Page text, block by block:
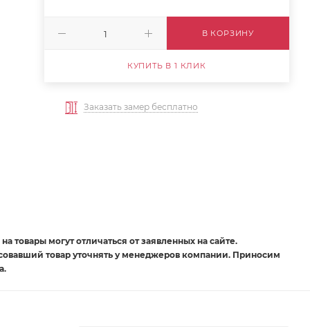
В КОРЗИНУ
КУПИТЬ В 1 КЛИК
Заказать замер бесплатно
товары могут отличаться от заявленных на сайте.
товар уточнять у менеджеров компании. Приносим